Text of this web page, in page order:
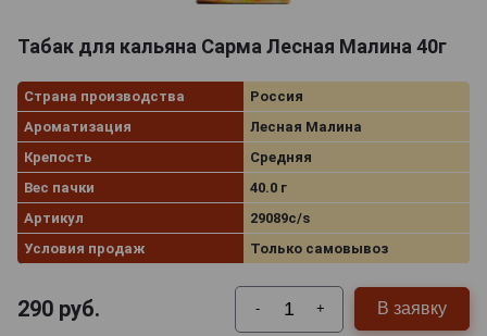
Табак для кальяна Сарма Лесная Малина 40г
Страна производства
Россия
Ароматизация
Лесная Малина
Крепость
Средняя
Вес пачки
40.0 г
Артикул
29089c/s
Условия продаж
Только самовывоз
290 руб. - + В заявку